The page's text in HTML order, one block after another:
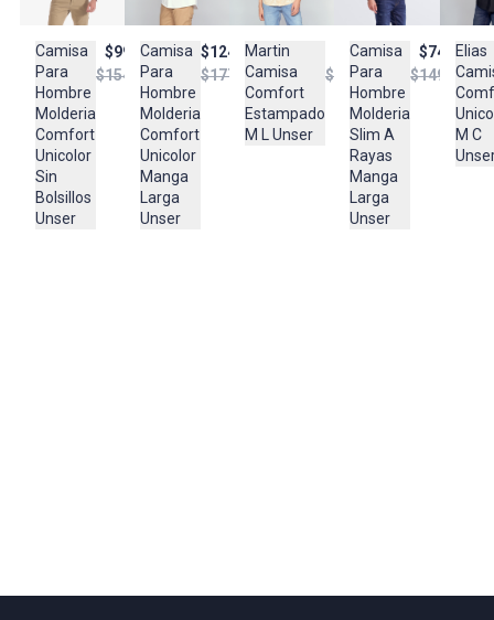
Cuidado y Lavado
PLANCHAR EN TEMPERATURA TIBIA, LAVAR Y SECAR CON
COLORES SIMILARES
Composición:
98% ALGODON
2% ELASTOMERO
Camisa
Para
Hombre
Molderia
Comfort
Unicolor
Sin
Bolsillos
Unser
$99.950
$154.950
Camisa
Para
Hombre
Molderia
Comfort
Unicolor
Manga
Larga
Unser
$124.950
$177.900
Martin
Camisa
Comfort
Estampado
M L Unser
$88.950
$177.900
Camisa
Para
Hombre
Molderia
Slim A
Rayas
Manga
Larga
Unser
$74.950
$149.950
Elias
M C